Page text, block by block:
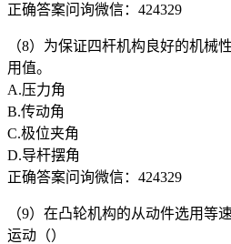
正确答案问询微信：424329
（8）为保证四杆机构良好的机械
用值。
A.压力角
B.传动角
C.极位夹角
D.导杆摆角
正确答案问询微信：424329
（9）在凸轮机构的从动件选用等
运动（）